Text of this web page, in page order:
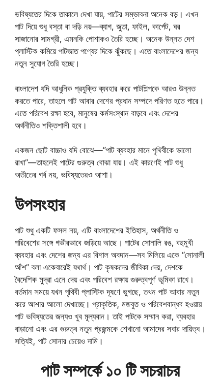
ভবিষ্যতের দিকে তাকালে দেখা যায়, পাটের সম্ভাবনা অনেক বড়। এখন
পাট দিয়ে শুধু বস্তা বা দড়ি নয়—ব্যাগ, জুতা, ফাইল, কার্পেট, ঘর
সাজানোর সামগ্রী, এমনকি পোশাকও তৈরি হচ্ছে। অনেক উন্নত দেশ
প্লাস্টিক কমিয়ে পাটজাত পণ্যের দিকে ঝুঁকছে। এতে বাংলাদেশের জন্য
নতুন সুযোগ তৈরি হচ্ছে।
বাংলাদেশ যদি আধুনিক প্রযুক্তি ব্যবহার করে পাটশিল্পকে আরও উন্নত
করতে পারে, তাহলে পাট আবার দেশের প্রধান সম্পদে পরিণত হতে পারে।
এতে পরিবেশ রক্ষা হবে, মানুষের কর্মসংস্থান বাড়বে এবং দেশের
অর্থনীতিও শক্তিশালী হবে।
একজন ছোট বাচ্চাও যদি বোঝে—“পাট ব্যবহার মানে পৃথিবীকে ভালো
রাখা”—তাহলেই পাটের গুরুত্ব বোঝা যায়। এই কারণেই পাট শুধু
অতীতের গর্ব নয়, ভবিষ্যতেরও আশা।
উপসংহার
পাট শুধু একটি ফসল নয়, এটি বাংলাদেশের ইতিহাস, অর্থনীতি ও
পরিবেশের সঙ্গে গভীরভাবে জড়িয়ে আছে। পাটের সোনালি রঙ, বহুমুখী
ব্যবহার এবং দেশের জন্য এর বিশাল অবদান—সব মিলিয়ে একে “সোনালী
আঁশ” বলা একেবারেই যথার্থ। পাট কৃষকদের জীবিকা দেয়, দেশকে
বৈদেশিক মুদ্রা এনে দেয় এবং পরিবেশ রক্ষায় গুরুত্বপূর্ণ ভূমিকা রাখে।
বর্তমান সময়ে যখন পৃথিবী প্লাস্টিক দূষণে ভুগছে, তখন পাট আবার নতুন
করে আশার আলো দেখাচ্ছে। প্রাকৃতিক, মজবুত ও পরিবেশবান্ধব হওয়ায়
পাট ভবিষ্যতের জন্যও খুব মূল্যবান। তাই পাটকে সম্মান করা, ব্যবহার
বাড়ানো এবং এর গুরুত্ব নতুন প্রজন্মকে শেখানো আমাদের সবার দায়িত্ব।
সত্যিই, পাট সোনার চেয়েও দামি।
পাট সম্পর্কে ১০ টি সচরাচর